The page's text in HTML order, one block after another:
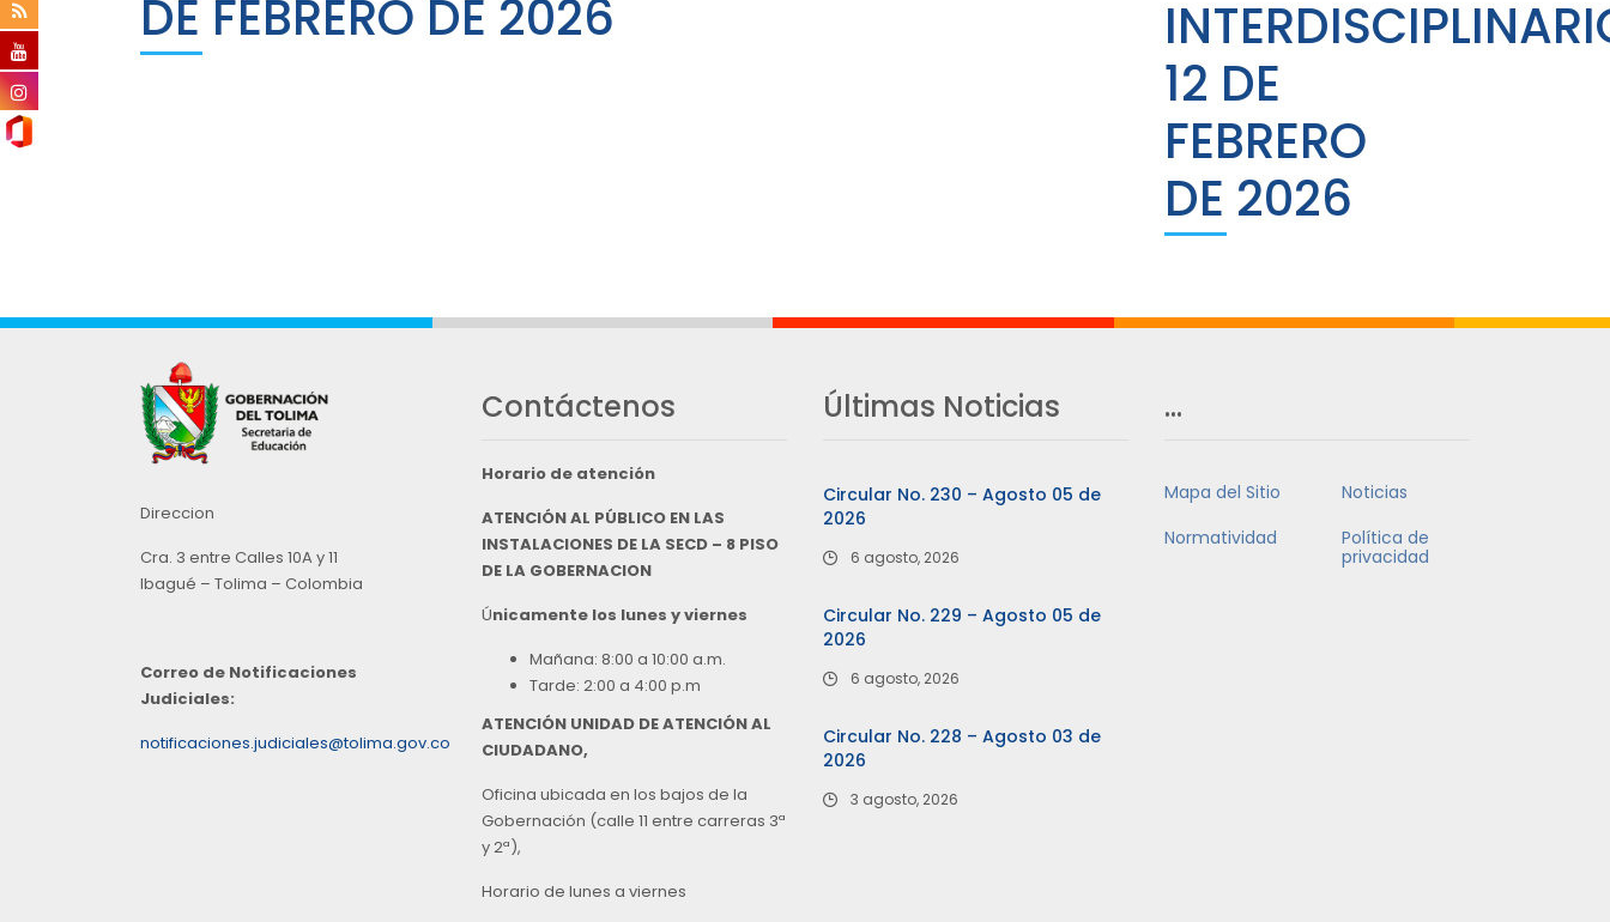
DE FEBRERO DE 2026
12 DE
FEBRERO
DE 2026
Direccion
Cra. 3 entre Calles 10A y 11
Ibagué – Tolima – Colombia
Correo de Notificaciones
Judiciales:
notificaciones.judiciales@tolima.gov.co
Contáctenos
Horario de atención
ATENCIÓN AL PÚBLICO EN LAS
INSTALACIONES DE LA SECD – 8 PISO
DE LA GOBERNACION
Únicamente los lunes y viernes
Mañana: 8:00 a 10:00 a.m.
Tarde: 2:00 a 4:00 p.m
ATENCIÓN UNIDAD DE ATENCIÓN AL
CIUDADANO,
Oficina ubicada en los bajos de la
Gobernación (calle 11 entre carreras 3ª
y 2ª),
Horario de lunes a viernes
Últimas Noticias
Circular No. 230 – Agosto 05 de
2026
6 agosto, 2026
Circular No. 229 – Agosto 05 de
2026
6 agosto, 2026
Circular No. 228 – Agosto 03 de
2026
3 agosto, 2026
…
Mapa del Sitio
Noticias
Normatividad
Política de
privacidad